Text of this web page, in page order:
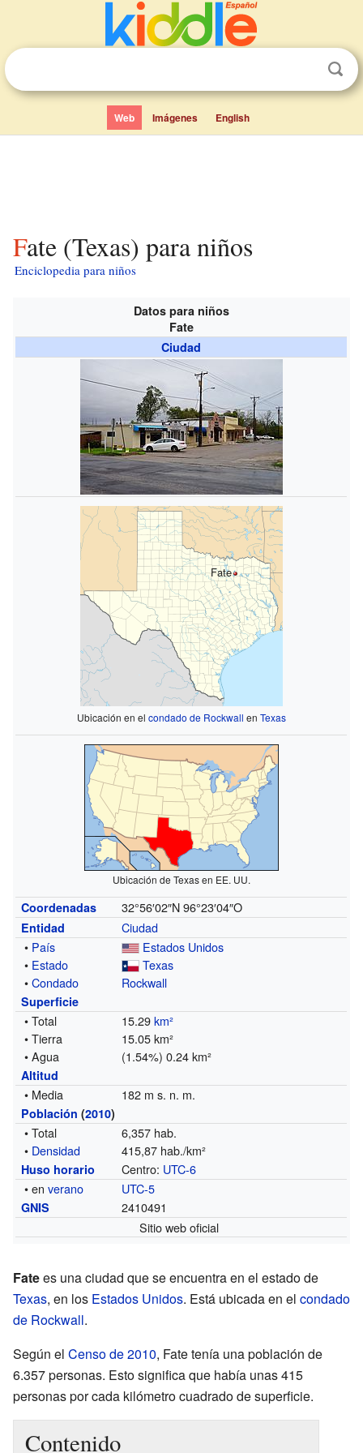
Web Imágenes English
Fate (Texas) para niños
Enciclopedia para niños
Datos para niños
Fate
Ciudad
Fate
Ubicación en el condado de Rockwall en Texas
Ubicación de Texas en EE. UU.
Coordenadas 32°56′02″N 96°23′04″O
Entidad
Ciudad
• País
Estados Unidos
• Estado
Texas
•Condado Rockwall
Superficie
• Total 15.29km²
• Tierra
15.05 km²
• Agua
(1.54%) 0.24 km²
Altitud
• Media 182 m s. n. m.
Población (2010)
• Total
6,357 hab.
• Densidad 415,87 hab./km²
Huso horario Centro: UTC-6
• enverano UTC-5
GNIS
2410491
Sitio web oficial
Fatees una ciudad que se encuentra en el estado de
Texas, en los Estados Unidos. Está ubicada en el condado
de Rockwall.
Según el Censo de 2010, Fate tenía una población de
6.357 personas. Esto significa que había unas 415
personas por cada kilómetro cuadrado de superficie.
Contenido